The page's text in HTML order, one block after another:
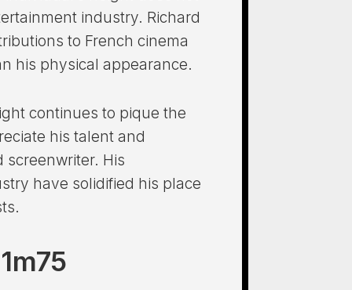
industry. Richard
to French cinema
his physical appearance.
continues to pique the
his talent and
screenwriter. His
have solidified his place